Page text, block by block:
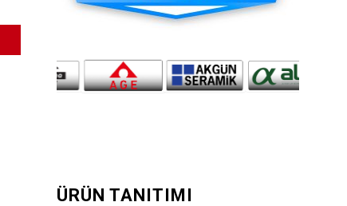
ÜRÜN TANITIMI